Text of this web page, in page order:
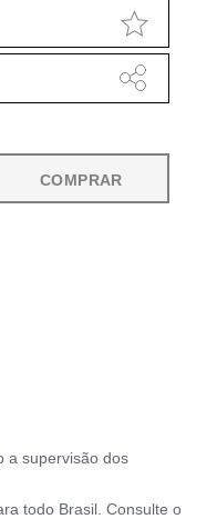
COMPRAR
a supervisão dos
todo Brasil. Consulte o